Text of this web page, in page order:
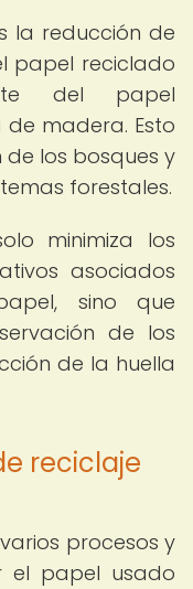
la reducción de
papel reciclado
del papel
madera. Esto
los bosques y
forestales.
minimiza los
asociados
sino que
de los
de la huella
reciclaje
procesos y
el papel usado